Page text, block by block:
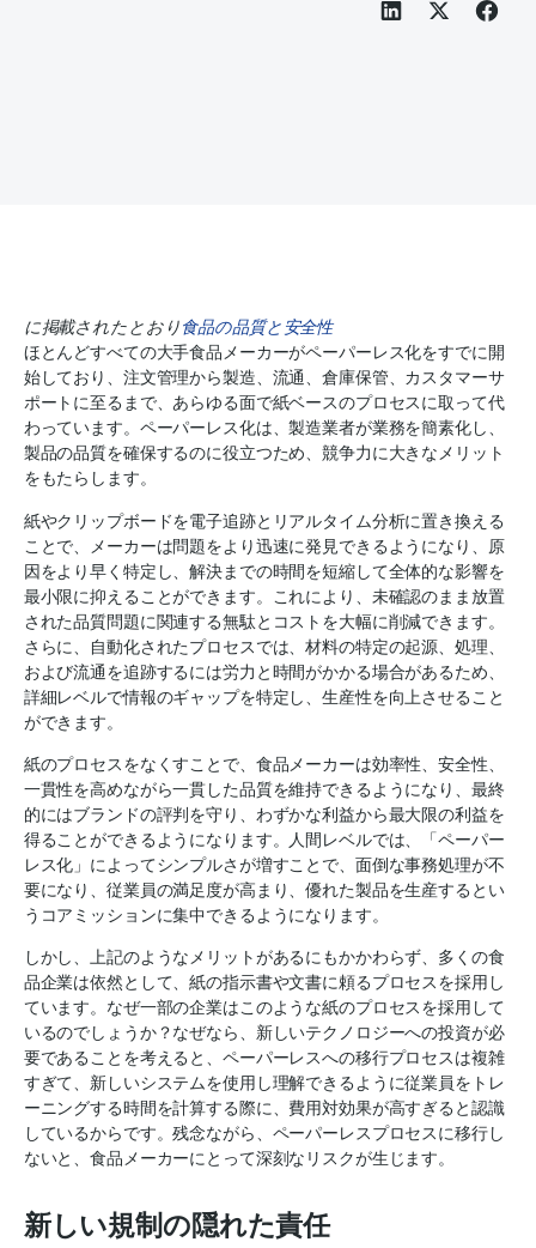
に掲載されたとおり食品の品質と安全性
ほとんどすべての大手食品メーカーがペーパーレス化をすでに開
始しており、注文管理から製造、流通、倉庫保管、カスタマーサ
ポートに至るまで、あらゆる面で紙ベースのプロセスに取って代
わっています。ペーパーレス化は、製造業者が業務を簡素化し、
製品の品質を確保するのに役立つため、競争力に大きなメリット
をもたらします。
紙やクリップボードを電子追跡とリアルタイム分析に置き換える
ことで、メーカーは問題をより迅速に発見できるようになり、原
因をより早く特定し、解決までの時間を短縮して全体的な影響を
最小限に抑えることができます。これにより、未確認のまま放置
された品質問題に関連する無駄とコストを大幅に削減できます。
さらに、自動化されたプロセスでは、材料の特定の起源、処理、
および流通を追跡するには労力と時間がかかる場合があるため、
詳細レベルで情報のギャップを特定し、生産性を向上させること
ができます。
紙のプロセスをなくすことで、食品メーカーは効率性、安全性、
一貫性を高めながら一貫した品質を維持できるようになり、最終
的にはブランドの評判を守り、わずかな利益から最大限の利益を
得ることができるようになります。人間レベルでは、「ペーパー
レス化」によってシンプルさが増すことで、面倒な事務処理が不
要になり、従業員の満足度が高まり、優れた製品を生産するとい
うコアミッションに集中できるようになります。
しかし、上記のようなメリットがあるにもかかわらず、多くの食
品企業は依然として、紙の指示書や文書に頼るプロセスを採用し
ています。なぜ一部の企業はこのような紙のプロセスを採用して
いるのでしょうか？なぜなら、新しいテクノロジーへの投資が必
要であることを考えると、ペーパーレスへの移行プロセスは複雑
すぎて、新しいシステムを使用し理解できるように従業員をトレ
ーニングする時間を計算する際に、費用対効果が高すぎると認識
しているからです。残念ながら、ペーパーレスプロセスに移行し
ないと、食品メーカーにとって深刻なリスクが生じます。
新しい規制の隠れた責任